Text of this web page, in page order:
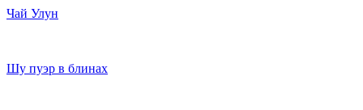
Чай Улун
Шу пуэр в блинах